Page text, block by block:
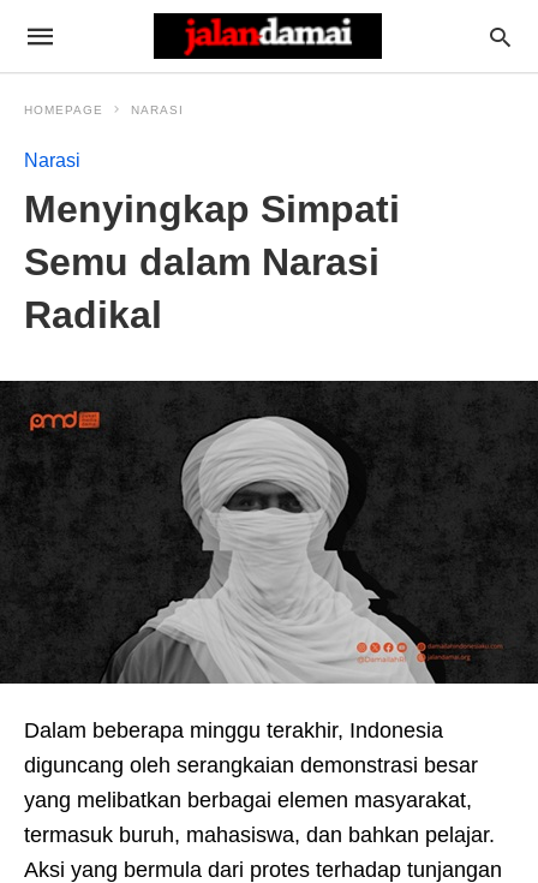
HOMEPAGE NARASI
Narasi
Menyingkap Simpati
Semu dalam Narasi
Radikal
Dalam beberapa minggu terakhir, Indonesia
diguncang oleh serangkaian demonstrasi besar
yang melibatkan berbagai elemen masyarakat,
termasuk buruh, mahasiswa, dan bahkan pelajar.
Aksi yang bermula dari protes terhadap tunjangan